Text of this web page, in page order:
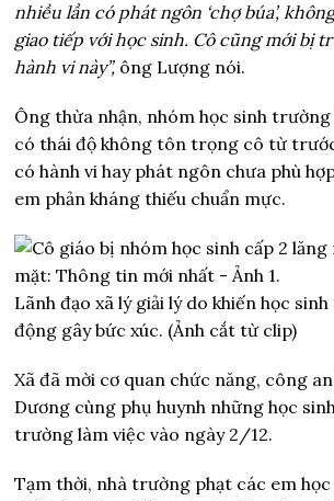
nhiều lần có phát ngôn ‘chợ búa’,
giao tiếp với học sinh. Cô cũng mới bị
hành vi này”, ông Lượng nói.
Ông thừa nhận, nhóm học sinh trường
có thái độ không tôn trọng cô từ
có hành vi hay phát ngôn chưa phù
em phản kháng thiếu chuẩn mực.
Lãnh đạo xã lý giải lý do khiến học
động gây bức xúc. (Ảnh cắt từ clip)
Xã đã mời cơ quan chức năng, công
Dương cùng phụ huynh những học
trường làm việc vào ngày 2/12.
Tạm thời, nhà trường phạt các em